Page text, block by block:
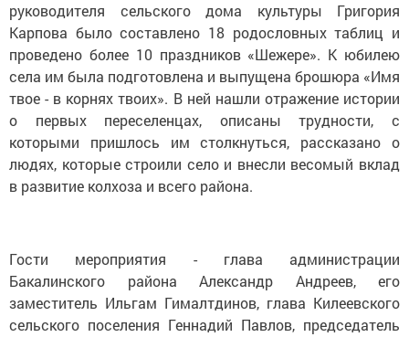
руководителя сельского дома культуры Григория
Карпова было составлено 18 родословных таблиц и
проведено более 10 праздников «Шежере». К юбилею
села им была подготовлена и выпущена брошюра «Имя
твое - в корнях твоих». В ней нашли отражение истории
о первых переселенцах, описаны трудности, с
которыми пришлось им столкнуться, рассказано о
людях, которые строили село и внесли весомый вклад
в развитие колхоза и всего района.
Гости мероприятия - глава администрации
Бакалинского района Александр Андреев, его
заместитель Ильгам Гималтдинов, глава Килеевского
сельского поселения Геннадий Павлов, председатель